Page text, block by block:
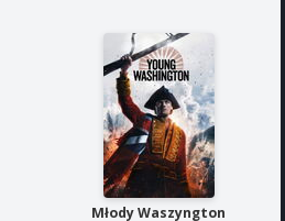
Młody Waszyngton